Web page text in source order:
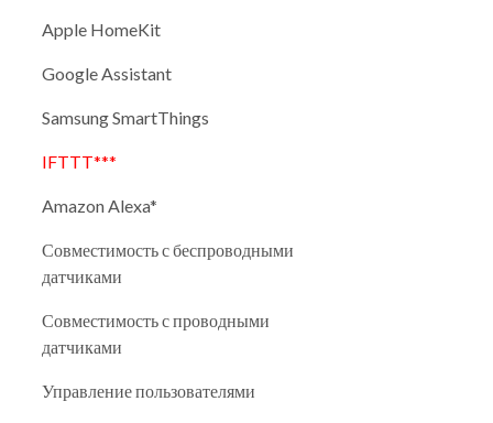
Apple HomeKit
Google Assistant
Samsung SmartThings
IFTTT***
Amazon Alexa*
Совместимость с беспроводными
датчиками
Совместимость с проводными
датчиками
Управление пользователями